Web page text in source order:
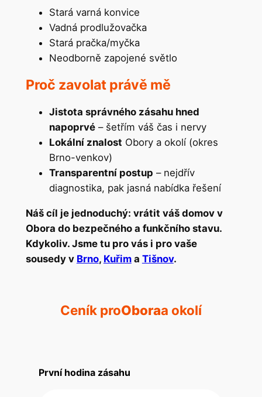
Stará varná konvice
Vadná prodlužovačka
Stará pračka/myčka
Neodborně zapojené světlo
Proč zavolat právě mě
Jistota správného zásahu hned
napoprvé– šetřím váš čas i nervy
Lokální znalost Obory a okolí (okres
Brno-venkov)
Transparentní postup – nejdřív
diagnostika, pak jasná nabídka řešení
Náš cíl je jednoduchý: vrátit váš domov v
Obora do bezpečného a funkčního stavu.
Kdykoliv. Jsme tu pro vás i pro vaše
sousedy v Brno, Kuřima Tišnov.
Ceník proOboraa okolí
První hodina zásahu